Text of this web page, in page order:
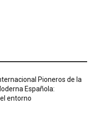
Pioneros de la
Española:
entorno